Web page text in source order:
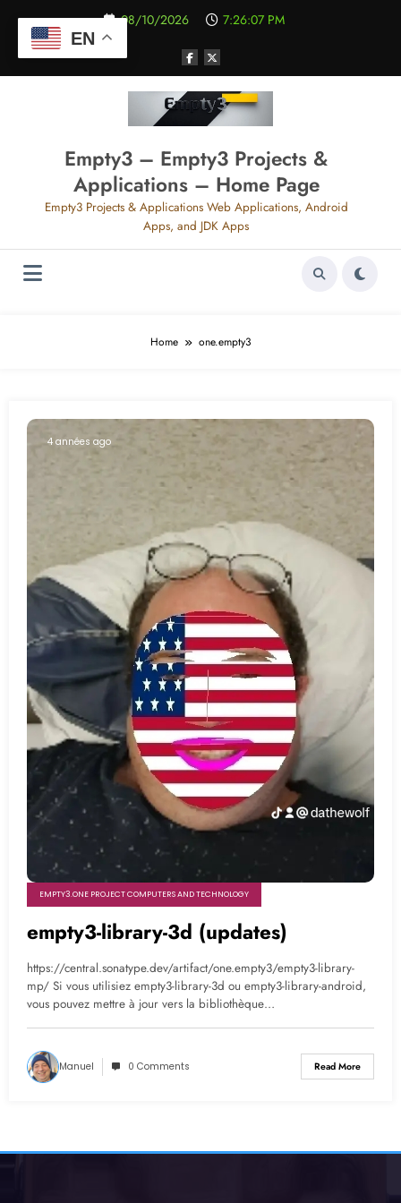
contenu
08/10/2026 7:26:07 PM
Empty3 – Empty3 Projects &
Applications – Home Page
Empty3 Projects & Applications Web Applications, Android
Apps, and JDK Apps
Home one.empty3
4 années ago
EMPTY3.ONE PROJECT COMPUTERS AND TECHNOLOGY
empty3-library-3d (updates)
https://central.sonatype.dev/artifact/one.empty3/empty3-library-
mp/ Si vous utilisiez empty3-library-3d ou empty3-library-android,
vous pouvez mettre à jour vers la bibliothèque…
Manuel 0 Comments Read More
EN